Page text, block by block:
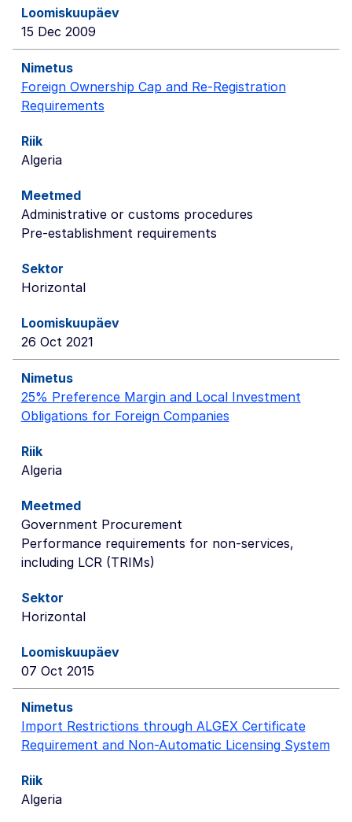
15 Dec 2009
Foreign Ownership Cap and Re-Registration
Requirements
Algeria
Administrative or customs procedures
Pre-establishment requirements
Horizontal
26 Oct 2021
25% Preference Margin and Local Investment
Obligations for Foreign Companies
Algeria
Government Procurement
Performance requirements for non-services,
including LCR (TRIMs)
Horizontal
07 Oct 2015
Import Restrictions through ALGEX Certificate
Requirement and Non-Automatic Licensing System
Algeria